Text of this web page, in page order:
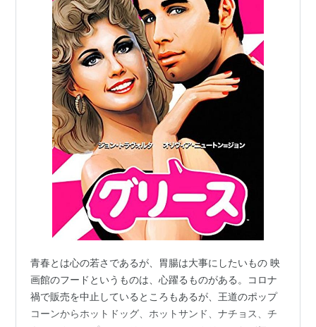
青春とは心の若さであるが、胃腸は大事にしたいもの 映
画館のフードというものは、心躍るものがある。コロナ
禍で販売を中止しているところもあるが、王道のポップ
コーンからホットドッグ、ホットサンド、ナチョス、チ